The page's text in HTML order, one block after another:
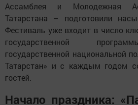
Ассамблея и Молодежная
Татарстана – подготовили
Фестиваль уже входит в число
государственной
государственной национальной
Татарстан» и с каждым годом
гостей.
Начало праздника: